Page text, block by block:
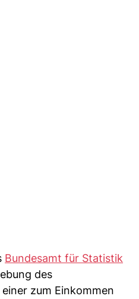
Bundesamt für Statistik
des
zum Einkommen